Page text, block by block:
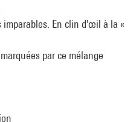
imparables. En clin d'œil à la «
par ce mélange